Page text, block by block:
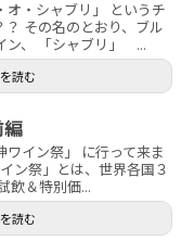
オ・シャブリ」 というチ
その名のとおり、ブル
ン、 「シャブリ」 ...
読む
イン祭」 に行って来ま
ン祭」とは、世界各国３
飲＆特別価...
読む